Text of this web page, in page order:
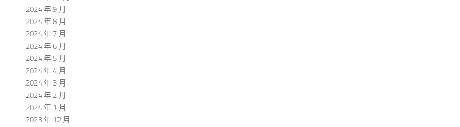
2024 年 9 月
2024 年 8 月
2024 年 7 月
2024 年 6 月
2024 年 5 月
2024 年 4 月
2024 年 3 月
2024 年 2 月
2024 年 1 月
2023 年 12 月